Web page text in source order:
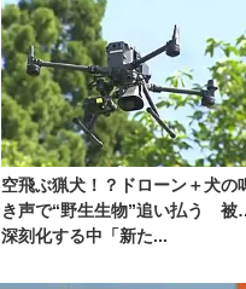
空飛ぶ猟犬！？ドローン＋犬の
き声で“野生生物”追い払う 被
深刻化する中「新た...